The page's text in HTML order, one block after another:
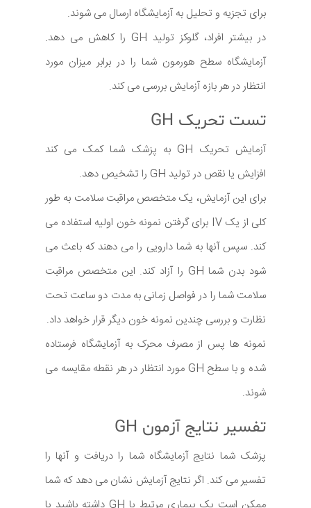
برای تجزیه و تحلیل به آزمایشگاه ارسال می شوند.
در بیشتر افراد، گلوکز تولید GH را کاهش می دهد.
آزمایشگاه سطح هورمون شما را در برابر میزان مورد
انتظار در هر بازه آزمایش بررسی می کند.
تست تحریک GH
آزمایش تحریک GH به پزشک شما کمک می کند
افزایش یا نقص در تولید GH را تشخیص دهد.
برای این آزمایش، یک متخصص مراقبت سلامت به طور
کلی از یک IV برای گرفتن نمونه خون اولیه استفاده می
کند. سپس آنها به شما دارویی را می دهند كه باعث می
شود بدن شما GH را آزاد كند. این متخصص مراقبت
سلامت شما را در فواصل زمانی به مدت دو ساعت تحت
نظارت و بررسی چندین نمونه خون دیگر قرار خواهد داد.
نمونه ها پس از مصرف محرک به آزمایشگاه فرستاده
شده و با سطح GH مورد انتظار در هر نقطه مقایسه می
شوند.
تفسیر نتایج آزمون GH
پزشک شما نتایج آزمایشگاه شما را دریافت و آنها را
تفسیر می کند. اگر نتایج آزمایش نشان می دهد که شما